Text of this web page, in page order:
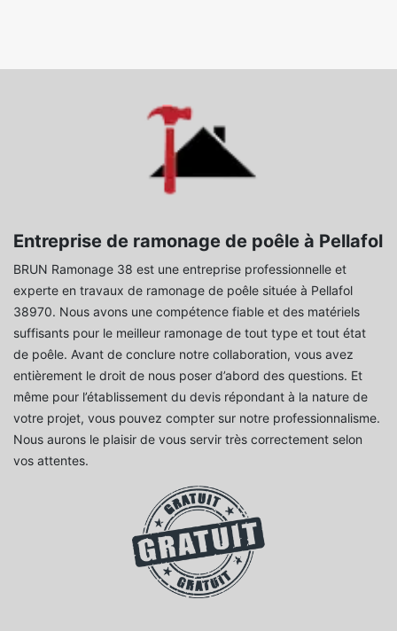
Entreprise de ramonage de poêle à Pellafol
BRUN Ramonage 38 est une entreprise professionnelle et
experte en travaux de ramonage de poêle située à Pellafol
38970. Nous avons une compétence fiable et des matériels
suffisants pour le meilleur ramonage de tout type et tout état
de poêle. Avant de conclure notre collaboration, vous avez
entièrement le droit de nous poser d’abord des questions. Et
même pour l’établissement du devis répondant à la nature de
votre projet, vous pouvez compter sur notre professionnalisme.
Nous aurons le plaisir de vous servir très correctement selon
vos attentes.